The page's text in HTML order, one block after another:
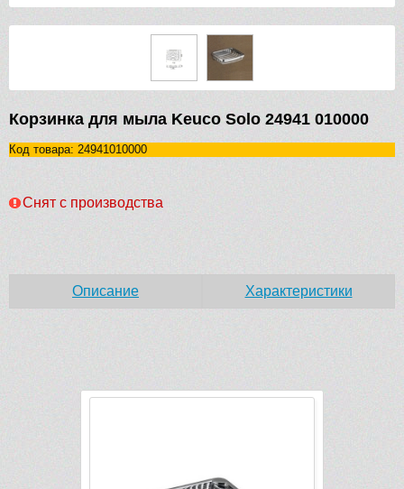
Корзинка для мыла Keuco Solo 24941 010000
Код товара: 24941010000
Снят с производства
Описание Характеристики